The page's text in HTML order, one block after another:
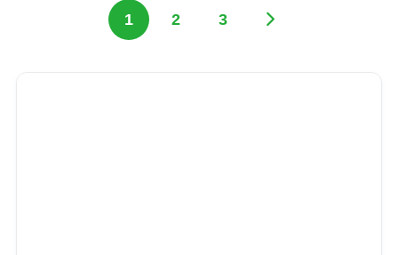
1 2 3